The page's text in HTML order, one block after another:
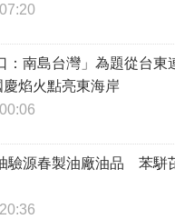
：南島台灣」為題從台東
焰火點亮東海岸
驗源春製油廠油品 苯駢